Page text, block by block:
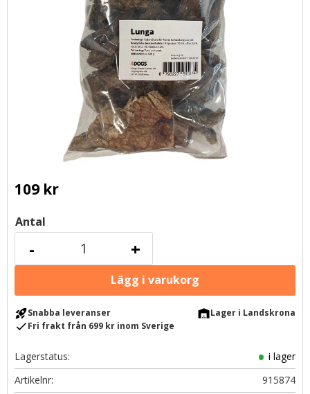
109kr
Antal
+
-
rocket_launchSnabba leveranser warehouseLager i Landskrona
checkFri frakt från 699 kr inom Sverige
Lagerstatus
i lager
Artikelnr
915874